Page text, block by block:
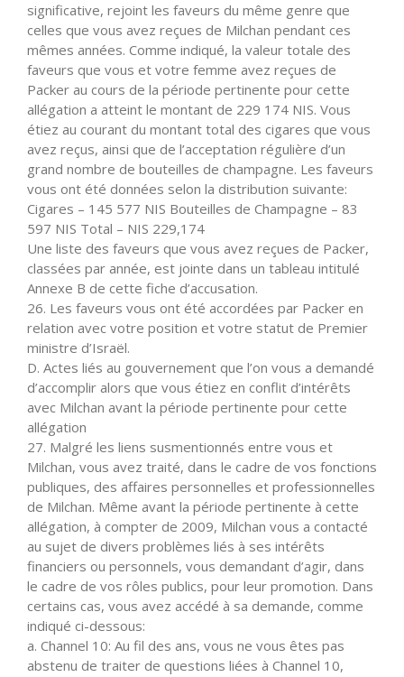
significative, rejoint les faveurs du même genre que
celles que vous avez reçues de Milchan pendant ces
mêmes années. Comme indiqué, la valeur totale des
faveurs que vous et votre femme avez reçues de
Packer au cours de la période pertinente pour cette
allégation a atteint le montant de 229 174 NIS. Vous
étiez au courant du montant total des cigares que vous
avez reçus, ainsi que de l’acceptation régulière d’un
grand nombre de bouteilles de champagne. Les faveurs
vous ont été données selon la distribution suivante:
Cigares – 145 577 NIS Bouteilles de Champagne – 83
597 NIS Total – NIS 229,174
Une liste des faveurs que vous avez reçues de Packer,
classées par année, est jointe dans un tableau intitulé
Annexe B de cette fiche d’accusation.
26. Les faveurs vous ont été accordées par Packer en
relation avec votre position et votre statut de Premier
ministre d’Israël.
D. Actes liés au gouvernement que l’on vous a demandé
d’accomplir alors que vous étiez en conflit d’intérêts
avec Milchan avant la période pertinente pour cette
allégation
27. Malgré les liens susmentionnés entre vous et
Milchan, vous avez traité, dans le cadre de vos fonctions
publiques, des affaires personnelles et professionnelles
de Milchan. Même avant la période pertinente à cette
allégation, à compter de 2009, Milchan vous a contacté
au sujet de divers problèmes liés à ses intérêts
financiers ou personnels, vous demandant d’agir, dans
le cadre de vos rôles publics, pour leur promotion. Dans
certains cas, vous avez accédé à sa demande, comme
indiqué ci-dessous:
a. Channel 10: Au fil des ans, vous ne vous êtes pas
abstenu de traiter de questions liées à Channel 10,